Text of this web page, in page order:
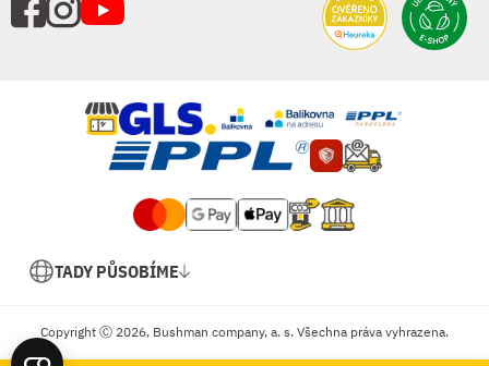
TADY PŮSOBÍME
Copyright Ⓒ 2026, Bushman company, a. s. Všechna práva vyhrazena.